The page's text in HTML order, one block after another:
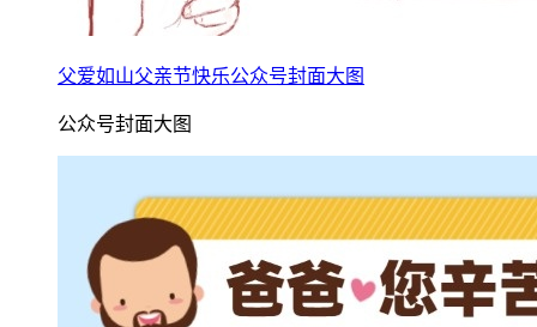
父爱如山父亲节快乐公众号封面大图
公众号封面大图